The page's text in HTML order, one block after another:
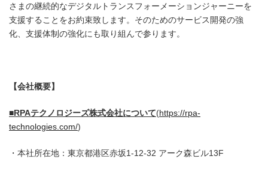
さまの継続的なデジタルトランスフォーメーションジャーニーを
支援することをお約束致します。そのためのサービス開発の強
化、支援体制の強化にも取り組んで参ります。
【会社概要】
■RPAテクノロジーズ株式会社について(https://rpa-
technologies.com/)
・本社所在地：東京都港区赤坂1-12-32 アーク森ビル13F